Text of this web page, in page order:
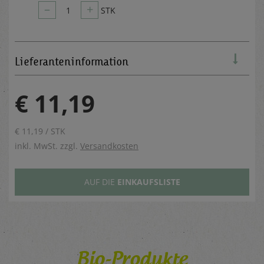
– 1 + STK
Lieferanteninformation
€ 11,19
€ 11,19 / STK
inkl. MwSt. zzgl. Versandkosten
AUF DIE EINKAUFSLISTE
Bio-Produkte